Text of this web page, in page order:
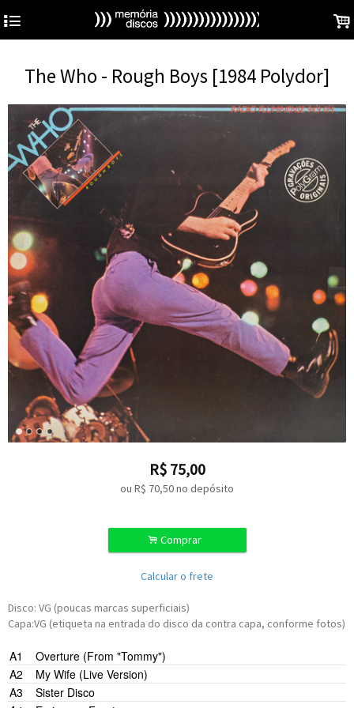
4 .
The Who - Rough Boys [1984 Polydor]
R$ 75,00
ou R$ 70,50no depósito
. Comprar
Calcular o frete
Disco: VG (poucas marcas superficiais)
Capa:VG (etiqueta na entrada do disco da contra capa, conforme fotos)
A1
Overture (From "Tommy")
A2
My Wife (Live Version)
A3
Sister Disco